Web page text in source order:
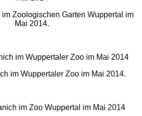
Zoologischen Garten Wuppertal im
Mai 2014.
im Wuppertaler Zoo im Mai 2014.